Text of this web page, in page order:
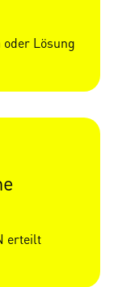
Lösung
erteilt